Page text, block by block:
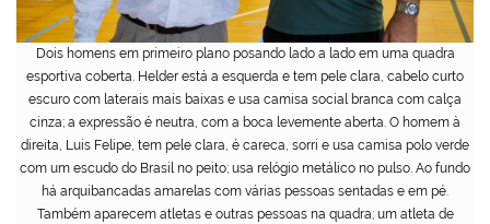
Dois homens em primeiro plano posando lado a lado em uma quadra
esportiva coberta. Helder está a esquerda e tem pele clara, cabelo curto
escuro com laterais mais baixas e usa camisa social branca com calça
cinza; a expressão é neutra, com a boca levemente aberta. O homem à
direita, Luis Felipe, tem pele clara, é careca, sorri e usa camisa polo verde
com um escudo do Brasil no peito; usa relógio metálico no pulso. Ao fundo
há arquibancadas amarelas com várias pessoas sentadas e em pé.
Também aparecem atletas e outras pessoas na quadra; um atleta de